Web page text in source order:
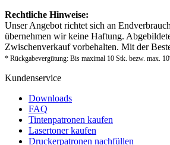
Rechtliche Hinweise:
Unser Angebot richtet sich an
übernehmen wir keine Haftung.
Zwischenverkauf vorbehalten. Mit der
* Rückgabevergütung: Bis maximal 10 Stk. bezw. max.
Kundenservice
Downloads
FAQ
Tintenpatronen kaufen
Lasertoner kaufen
Druckerpatronen nachfüllen